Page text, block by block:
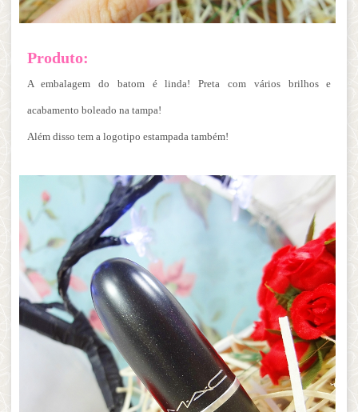
Produto:
A embalagem do batom é linda! Preta com vários brilhos e
acabamento boleado na tampa!
Além disso tem a logotipo estampada também!